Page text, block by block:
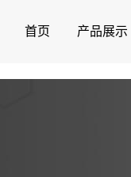
首页 产品展示